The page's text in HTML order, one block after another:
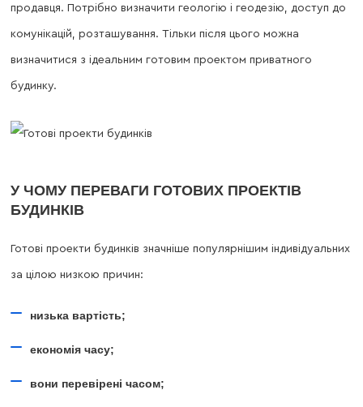
продавця. Потрібно визначити геологію і геодезію, доступ до
комунікацій, розташування. Тільки після цього можна
визначитися з ідеальним готовим проектом приватного
будинку.
У ЧОМУ ПЕРЕВАГИ ГОТОВИХ ПРОЕКТІВ
БУДИНКІВ
Готові проекти будинків значніше популярнішим індивідуальних
за цілою низкою причин:
низька вартість;
економія часу;
вони перевірені часом;